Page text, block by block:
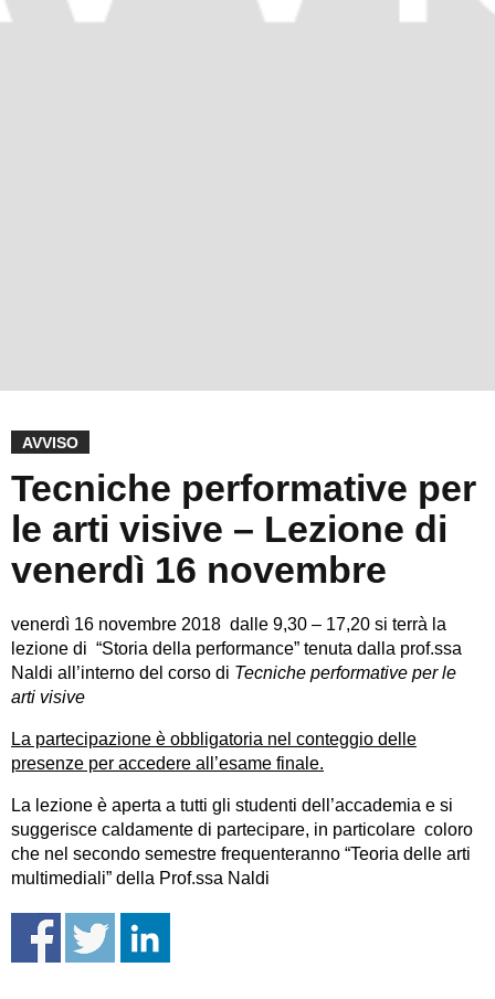
AVVISO
Tecniche performative per
le arti visive – Lezione di
venerdì 16 novembre
venerdì 16 novembre 2018 dalle 9,30 – 17,20 si terrà la
lezione di “Storia della performance” tenuta dalla prof.ssa
Naldi all’interno del corso di Tecniche performative per le
arti visive
La partecipazione è obbligatoria nel conteggio delle
presenze per accedere all’esame finale.
La lezione è aperta a tutti gli studenti dell’accademia e si
suggerisce caldamente di partecipare, in particolare coloro
che nel secondo semestre frequenteranno “Teoria delle arti
multimediali” della Prof.ssa Naldi